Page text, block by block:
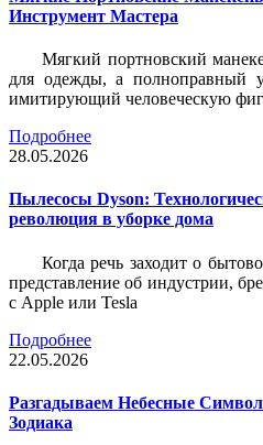
Инструмент Мастера
Мягкий портновский
для одежды, а полноправный
имитирующий человеческую
Подробнее
28.05.2026
Пылесосы Dyson:
революция в уборке дома
Когда речь заходит о
представление об индустрии,
с Apple или Tesla
Подробнее
22.05.2026
Разгадываем Небесные
Зодиака